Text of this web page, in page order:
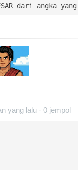
dari angka
yang lalu · 0 jempol